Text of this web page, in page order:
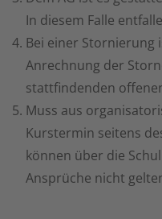
In diesem Falle
Bei einer Stornierung
Anrechnung der
stattfindenden
Muss aus
Kurstermin seitens
können über die
Ansprüche nicht